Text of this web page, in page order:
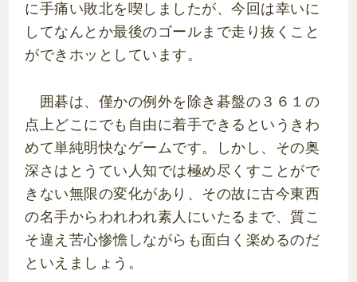
に手痛い敗北を喫しましたが、今回は幸いに
してなんとか最後のゴールまで走り抜くこと
ができホッとしています。
囲碁は、僅かの例外を除き碁盤の３６１の
点上どこにでも自由に着手できるというきわ
めて単純明快なゲームです。しかし、その奥
深さはとうてい人知では極め尽くすことがで
きない無限の変化があり、その故に古今東西
の名手からわれわれ素人にいたるまで、質こ
そ違え苦心惨憺しながらも面白く楽めるのだ
といえましょう。